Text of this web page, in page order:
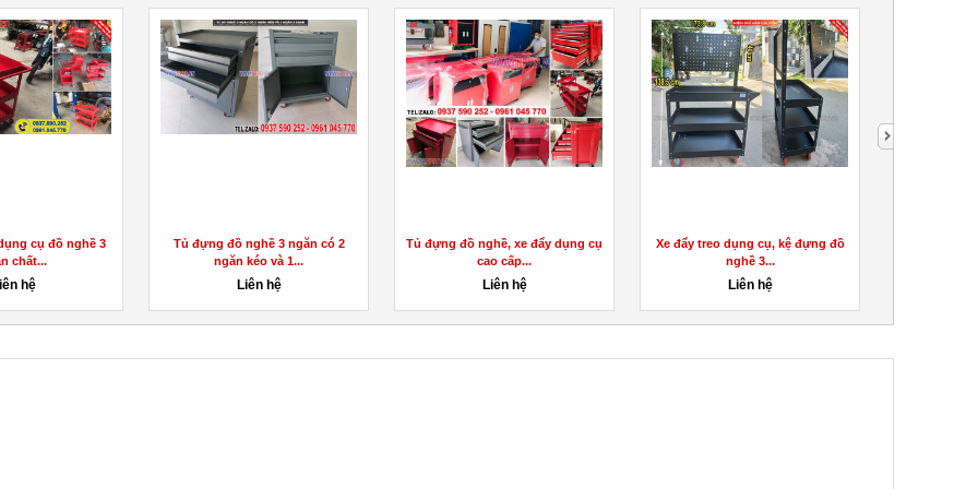
3 ngăn có 2
và 1...
Tủ đựng đồ nghề, xe đẩy dụng cụ
cao cấp...
Liên hệ
Xe đẩy treo dụng cụ, kệ đựng đồ
nghề 3...
Liên hệ
5 mẫu xe đẩy đựng dụng cụ 3
ngăn dành cho...
Liên hệ